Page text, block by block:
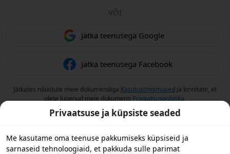
VÕI
Jätka teenusega Google
Jätka teenusega Facebook
Jätkates nõustute meie dokumendiga Kasutustingimused ja kinnitate, et
olete lugenud meie dokumenti Privaatsuspoliitika.
Privaatsuse ja küpsiste seaded
Me kasutame oma teenuse pakkumiseks küpsiseid ja
sarnaseid tehnoloogiaid, et pakkuda sulle parimat